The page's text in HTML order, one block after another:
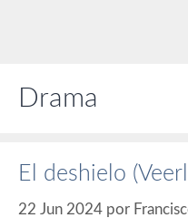
Drama
El deshielo
22 Jun 2024 por